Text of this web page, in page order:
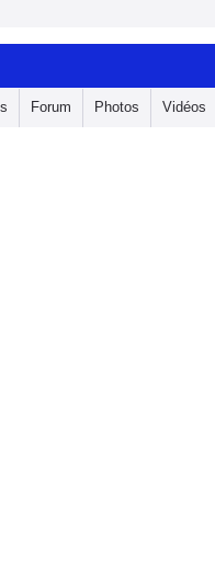
Forum Photos Vidéos